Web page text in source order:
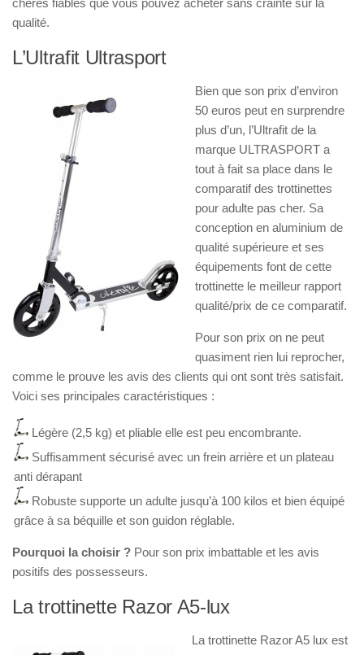
chères fiables que vous pouvez acheter sans crainte sur la
qualité.
L’Ultrafit Ultrasport
Bien que son prix d’environ
50 euros peut en surprendre
plus d’un, l’Ultrafit de la
marque ULTRASPORT a
tout à fait sa place dans le
comparatif des trottinettes
pour adulte pas cher. Sa
conception en aluminium de
qualité supérieure et ses
équipements font de cette
trottinette le meilleur rapport
qualité/prix de ce comparatif.
Pour son prix on ne peut
quasiment rien lui reprocher,
comme le prouve les avis des clients qui ont sont très satisfait.
Voici ses principales caractéristiques :
Légère (2,5 kg) et pliable elle est peu encombrante.
Suffisamment sécurisé avec un frein arrière et un plateau
anti dérapant
Robuste supporte un adulte jusqu’à 100 kilos et bien équipé
grâce à sa béquille et son guidon réglable.
Pourquoi la choisir ? Pour son prix imbattable et les avis
positifs des possesseurs.
La trottinette Razor A5-lux
La trottinette Razor A5 lux est